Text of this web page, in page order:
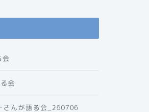
会
会
さんが語る会_260706